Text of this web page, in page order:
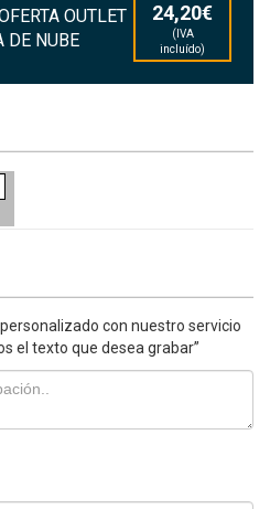
OUTLET
DE NUBE
24,20€
(IVA
incluído)
con nuestro servicio
el texto que desea grabar”